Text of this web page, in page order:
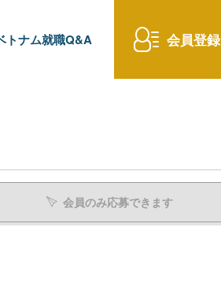
トナム就職Q&A 会員登録
会員のみ応募できます